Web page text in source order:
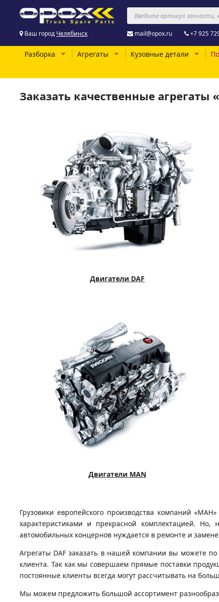
Ваш город Челябинск mail@opox.ru +7 925
Разборка Агрегаты Кузовные детали
Заказать качественные агрегаты
Двигатели DAF
Двигатели MAN
Грузовики европейского производства компаний
характеристиками и прекрасной комплектацией.
автомобильных концернов нуждается в ремонте и
Агрегаты DAF заказать в нашей компании вы можете
клиента. Так как мы совершаем прямые поставки
постоянные клиенты всегда могут рассчитывать на
Мы можем предложить большой ассортимент